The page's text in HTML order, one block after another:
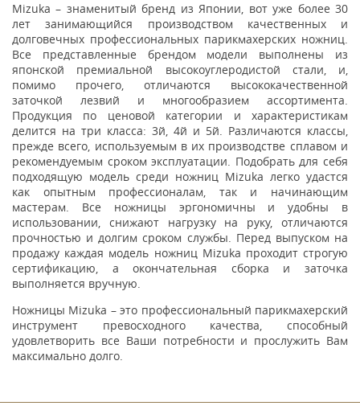
Mizuka – знаменитый бренд из Японии, вот уже более 30
лет занимающийся производством качественных и
долговечных профессиональных парикмахерских ножниц.
Все представленные брендом модели выполнены из
японской премиальной высокоуглеродистой стали, и,
помимо прочего, отличаются высококачественной
заточкой лезвий и многообразием ассортимента.
Продукция по ценовой категории и характеристикам
делится на три класса: 3й, 4й и 5й. Различаются классы,
прежде всего, используемым в их производстве сплавом и
рекомендуемым сроком эксплуатации. Подобрать для себя
подходящую модель среди ножниц Mizuka легко удастся
как опытным профессионалам, так и начинающим
мастерам. Все ножницы эргономичны и удобны в
использовании, снижают нагрузку на руку, отличаются
прочностью и долгим сроком службы. Перед выпуском на
продажу каждая модель ножниц Mizuka проходит строгую
сертификацию, а окончательная сборка и заточка
выполняется вручную.
Ножницы Mizuka – это профессиональный парикмахерский
инструмент превосходного качества, способный
удовлетворить все Ваши потребности и прослужить Вам
максимально долго.